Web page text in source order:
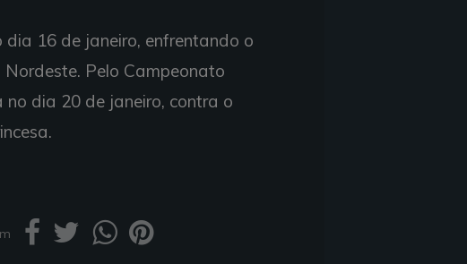
16 de janeiro, enfrentando o
Pelo Campeonato
dia 20 de janeiro, contra o